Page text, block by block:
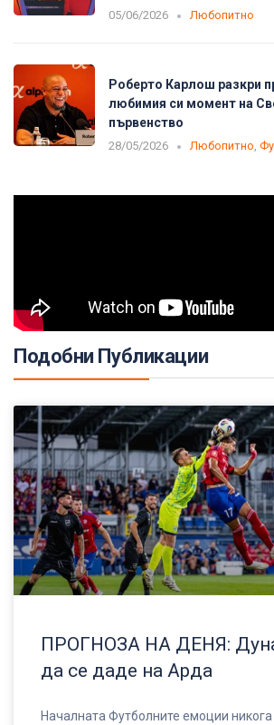
05/06/2026 Любопитно
Роберто Карлош разкри
любимия си момент на
първенство
28/05/2026 Любопитно
Подобни Публикации
ПРОГНОЗА НА ДЕНЯ:
да се даде на Арда
Началната Футболните емоции никога